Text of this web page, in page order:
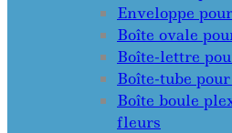
Enveloppe
Boîte ovale
Boîte-lettre
Boîte-tube
Boîte boule
fleurs